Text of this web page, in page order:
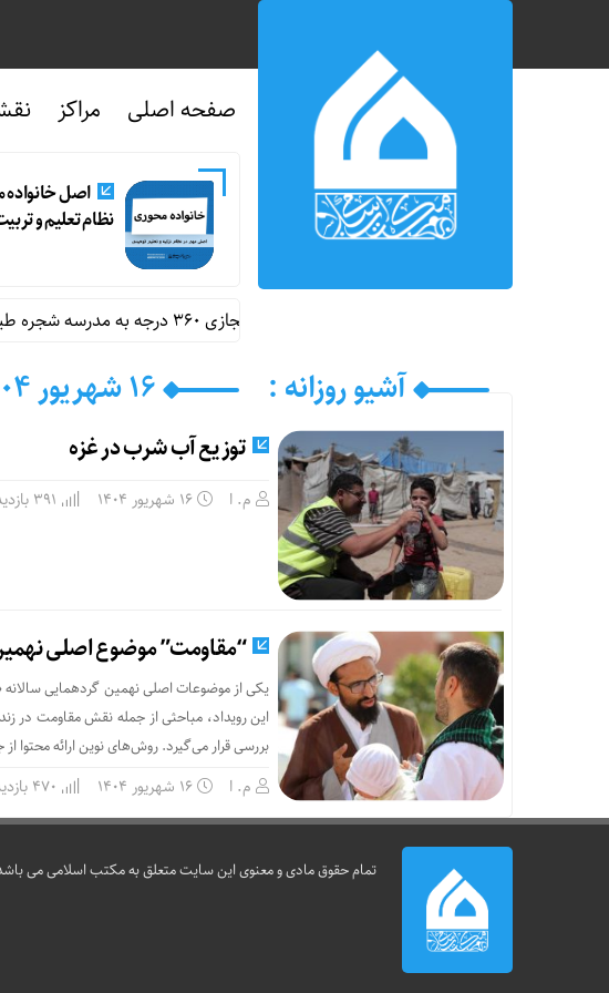
صفحه اصلی مراکز
اصل
نظام تعلیم و
رونمایی از اولین سایت سفر مجازی ۳۶۰ درجه به مدرسه شجره طیبه میناب
آشیو روزانه : ۱۶ شهریور ۱۴۰۴
توزیع آب شرب در غزه
م. ا ۱۶ شهریور ۱۴۰۴
“مقاومت” موضوع اصلی
یکی از موضوعات اصلی نهمین گردهمایی
این رویداد، مباحثی از جمله نقش مقاومت در
بررسی قرار می‌گیرد. روش‌های نوین ارائه محتوا
م. ا ۱۶ شهریور ۱۴۰۴
تمام حقوق مادی و معنوی این سایت متعلق به مکتب اسلامی می